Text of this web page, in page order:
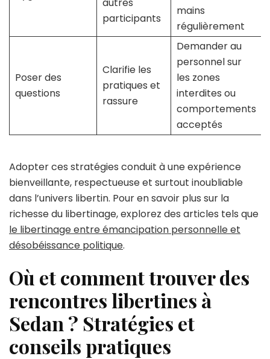
participants
mains
régulièrement
Poser des
questions
Clarifie les
pratiques et
rassure
Demander au
personnel sur
les zones
interdites ou
comportements
acceptés
Adopter ces stratégies conduit à une expérience
bienveillante, respectueuse et surtout inoubliable
dans l’univers libertin. Pour en savoir plus sur la
richesse du libertinage, explorez des articles tels que
le libertinage entre émancipation personnelle et
désobéissance politique.
Où et comment trouver des
rencontres libertines à
Sedan ? Stratégies et
conseils pratiques